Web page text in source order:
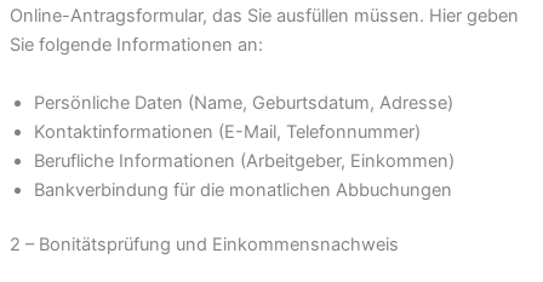
Online-Antragsformular, das Sie ausfüllen müssen. Hier geben
Sie folgende Informationen an:
Persönliche Daten (Name, Geburtsdatum, Adresse)
Kontaktinformationen (E-Mail, Telefonnummer)
Berufliche Informationen (Arbeitgeber, Einkommen)
Bankverbindung für die monatlichen Abbuchungen
2 – Bonitätsprüfung und Einkommensnachweis